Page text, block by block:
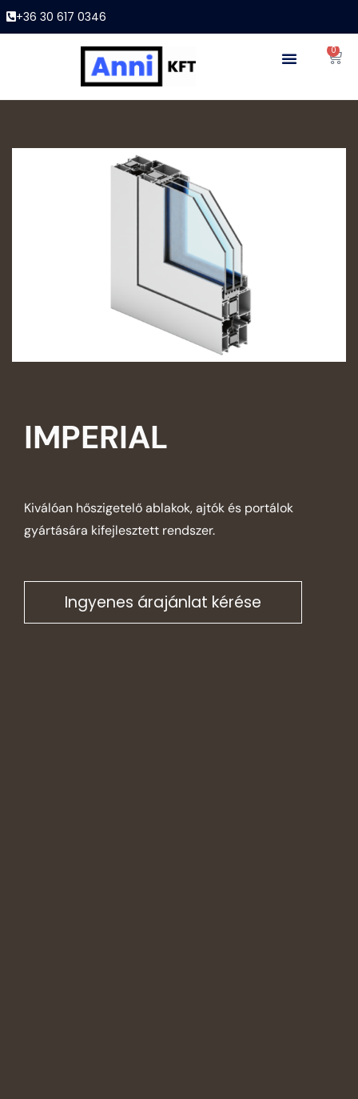
+36 30 617 0346
0
IMPERIAL
Kiválóan hőszigetelő ablakok, ajtók és portálok
gyártására kifejlesztett rendszer.
Ingyenes árajánlat kérése